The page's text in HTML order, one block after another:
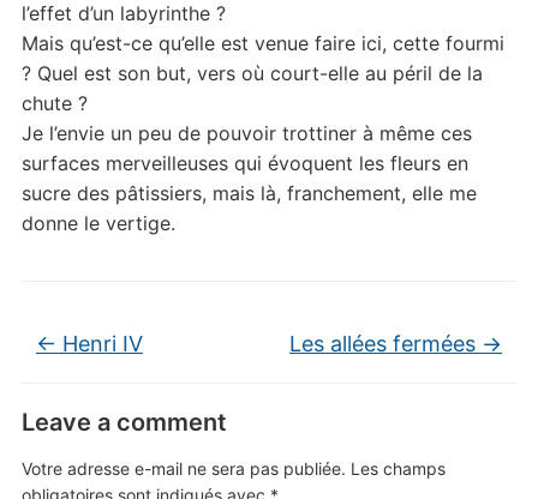
l’effet d’un labyrinthe ?
Mais qu’est-ce qu’elle est venue faire ici, cette fourmi
? Quel est son but, vers où court-elle au péril de la
chute ?
Je l’envie un peu de pouvoir trottiner à même ces
surfaces merveilleuses qui évoquent les fleurs en
sucre des pâtissiers, mais là, franchement, elle me
donne le vertige.
← Henri IV Les allées fermées →
Leave a comment
Votre adresse e-mail ne sera pas publiée. Les champs
obligatoires sont indiqués avec *